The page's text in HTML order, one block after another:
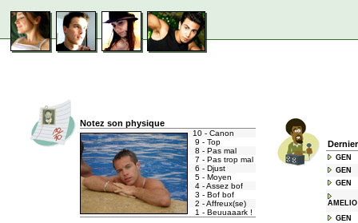
Notez son physique
10 - Canon
9 - Top
8 - Pas mal
7 - Pas trop mal
6 - Djust
5 - Moyen
4 - Assez bof
3 - Bof bof
2 - Affreux(se)
1 - Beuuaaark !
GEN
GEN
GEN
AMELIO
GEN